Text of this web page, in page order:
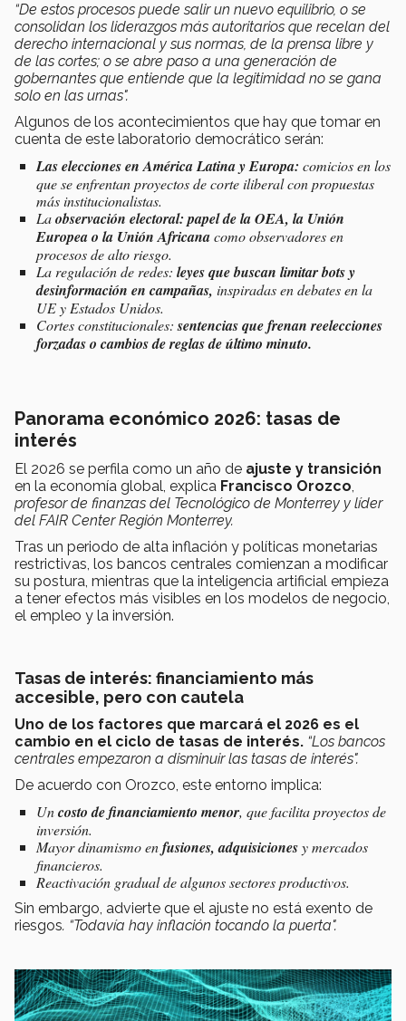
“De estos procesos puede salir un nuevo equilibrio, o se
consolidan los liderazgos más autoritarios que recelan del
derecho internacional y sus normas, de la prensa libre y
de las cortes; o se abre paso a una generación de
gobernantes que entiende que la legitimidad no se gana
solo en las urnas".
Algunos de los acontecimientos que hay que tomar en
cuenta de este laboratorio democrático serán:
Las elecciones en América Latina y Europa: comicios en los
que se enfrentan proyectos de corte iliberal con propuestas
más institucionalistas.​
Laobservación electoral: papel de la OEA, la Unión
Europea o la Unión Africanacomo observadores en
procesos de alto riesgo.​
La regulación de redes: leyes que buscan limitar bots y
desinformación en campañas, inspiradas en debates en la
UE y Estados Unidos.​
Cortes constitucionales:sentencias que frenan reelecciones
forzadas o cambios de reglas de último minuto.​
Panorama económico 2026: tasas de
interés
El 2026 se perfila como un año de ajuste y transición
en la economía global, explica Francisco Orozco,
profesor de finanzas del Tecnológico de Monterrey y líder
del FAIR Center Región Monterrey.
Tras un periodo de alta inflación y políticas monetarias
restrictivas, los bancos centrales comienzan a modificar
su postura, mientras que la inteligencia artificial empieza
a tener efectos más visibles en los modelos de negocio,
el empleo y la inversión.
Tasas de interés: financiamiento más
accesible, pero con cautela
Uno de los factores que marcará el 2026 es el
cambio en el ciclo de tasas de interés. “Los bancos
centrales empezaron a disminuir las tasas de interés".
De acuerdo con Orozco, este entorno implica:
Uncosto de financiamiento menor, que facilita proyectos de
inversión.
Mayor dinamismo enfusiones, adquisicionesy mercados
financieros.
Reactivación gradual de algunos sectores productivos.
Sin embargo, advierte que el ajuste no está exento de
riesgos. “Todavía hay inflación tocando la puerta".